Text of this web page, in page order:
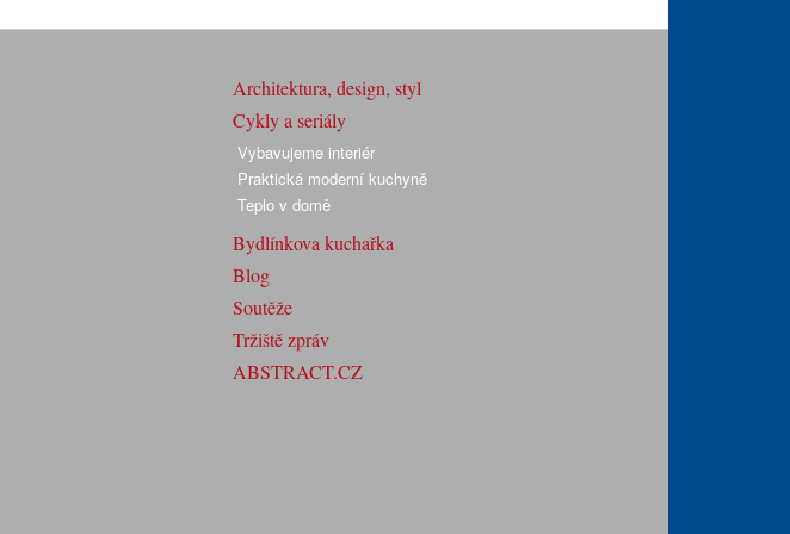
Architektura, design, styl
Cykly a seriály
Vybavujeme interiér
Praktická moderní kuchyně
Teplo v domě
Bydlínkova kuchařka
Blog
Soutěže
Tržiště zpráv
ABSTRACT.CZ